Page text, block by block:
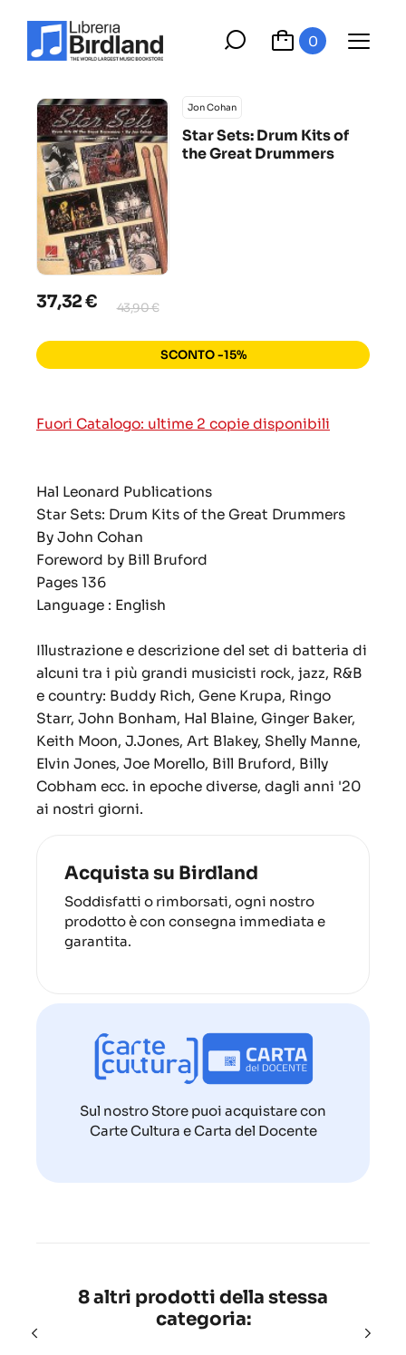
0
Jon Cohan
Star Sets: Drum Kits of
the Great Drummers
37,32 € 43,90 €
SCONTO -15%
Fuori Catalogo: ultime 2 copie disponibili
Hal Leonard Publications
Star Sets: Drum Kits of the Great Drummers
By John Cohan
Foreword by Bill Bruford
Pages 136
Language : English
Illustrazione e descrizione del set di batteria di
alcuni tra i più grandi musicisti rock, jazz, R&B
e country: Buddy Rich, Gene Krupa, Ringo
Starr, John Bonham, Hal Blaine, Ginger Baker,
Keith Moon, J.Jones, Art Blakey, Shelly Manne,
Elvin Jones, Joe Morello, Bill Bruford, Billy
Cobham ecc. in epoche diverse, dagli anni '20
ai nostri giorni.
Acquista su Birdland
Soddisfatti o rimborsati, ogni nostro
prodotto è con consegna immediata e
garantita.
Sul nostro Store puoi acquistare con
Carte Cultura e Carta del Docente
8 altri prodotti della stessa
categoria: